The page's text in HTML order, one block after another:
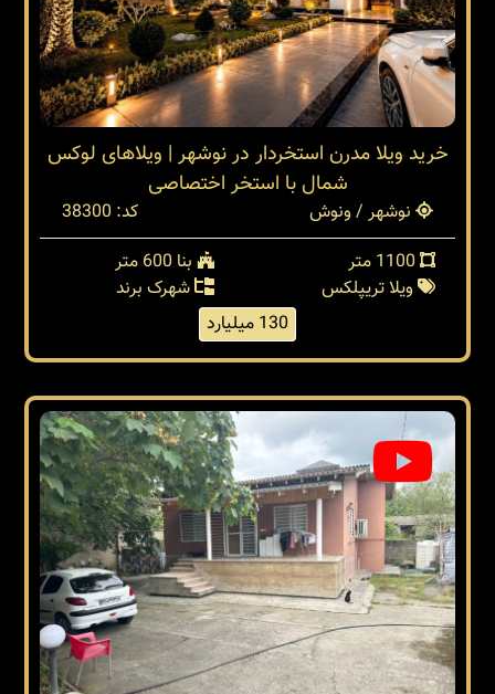
خرید ویلا مدرن استخردار در نوشهر | ویلاهای لوکس
شمال با استخر اختصاصی
نوشهر / ونوش
کد: 38300
بنا 600 متر
ویلا تریپلکس
شهرک برند
130 میلیارد